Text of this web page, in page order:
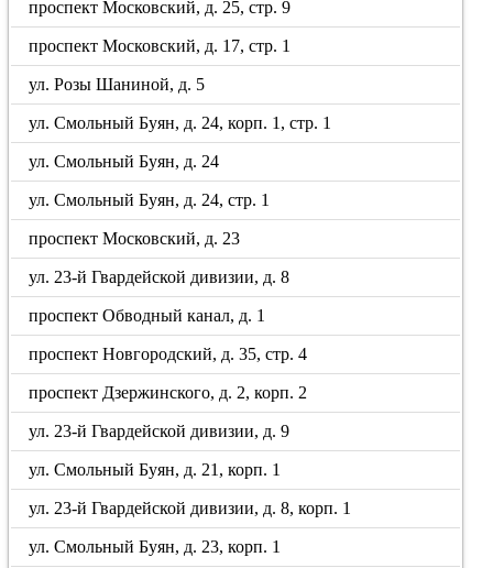
проспект Московский, д. 25, стр. 9
проспект Московский, д. 17, стр. 1
ул. Розы Шаниной, д. 5
ул. Смольный Буян, д. 24, корп. 1, стр. 1
ул. Смольный Буян, д. 24
ул. Смольный Буян, д. 24, стр. 1
проспект Московский, д. 23
ул. 23-й Гвардейской дивизии, д. 8
проспект Обводный канал, д. 1
проспект Новгородский, д. 35, стр. 4
проспект Дзержинского, д. 2, корп. 2
ул. 23-й Гвардейской дивизии, д. 9
ул. Смольный Буян, д. 21, корп. 1
ул. 23-й Гвардейской дивизии, д. 8, корп. 1
ул. Смольный Буян, д. 23, корп. 1